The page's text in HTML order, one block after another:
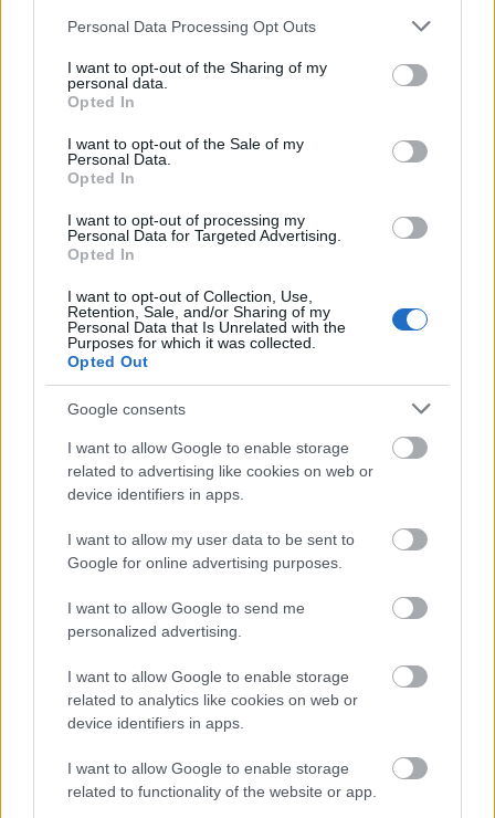
Please note that this website/app uses one or more Google
not limited to your visit or usage behaviour. You may click to
grant or deny consent to Google and its third-party tags to
use your data for below specified purposes in below Google
consent section.
Personal Data Processing Opt Outs
I want to opt-out of the Sharing of my
personal data.
Opted In
I want to opt-out of the Sale of my
Personal Data.
Opted In
I want to opt-out of processing my
Personal Data for Targeted Advertising.
Opted In
I want to opt-out of Collection, Use,
Retention, Sale, and/or Sharing of my
Personal Data that Is Unrelated with the
Purposes for which it was collected.
Opted Out
Google consents
I want to allow Google to enable storage
related to advertising like cookies on web or
device identifiers in apps.
I want to allow my user data to be sent to
Google for online advertising purposes.
I want to allow Google to send me
personalized advertising.
I want to allow Google to enable storage
related to analytics like cookies on web or
device identifiers in apps.
I want to allow Google to enable storage
related to functionality of the website or app.
રેડમેન કેસલના ખંડેર આંગણામાં તલવાર અને ઢાલ સાથે મિસબેગોટન
વોરિયર અને ક્રુસિબલ નાઈટ સામે ડાબી બાજુ પાછળથી દેખાતી કલંકિત
કરો.
રેડમેન કેસલમાં ક્રુસિબલ નાઈટ અને મિસબેગોટન વોરિયર સામે લડતા
વધુ માહિતી અને ઉચ્ચ રિઝોલ્યુશન માટે છબી પર ક્લિક કરો અથવા ટેપ
કરો.